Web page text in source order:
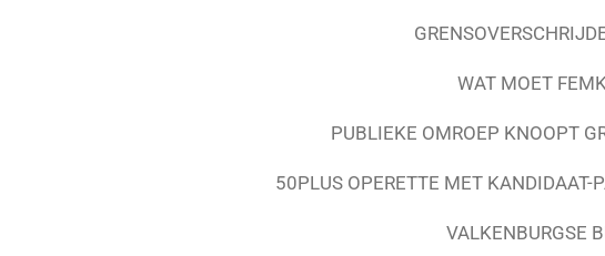
WAT MOET
PUBLIEKE OMROEP KNOOPT
50PLUS OPERETTE MET KANDIDAAT-
VALKENBURGSE